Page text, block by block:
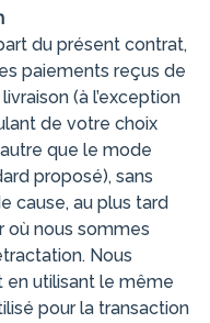
du présent contrat,
paiements reçus de
(à l’exception
de votre choix
que le mode
proposé), sans
cause, au plus tard
où nous sommes
Nous
utilisant le même
pour la transaction